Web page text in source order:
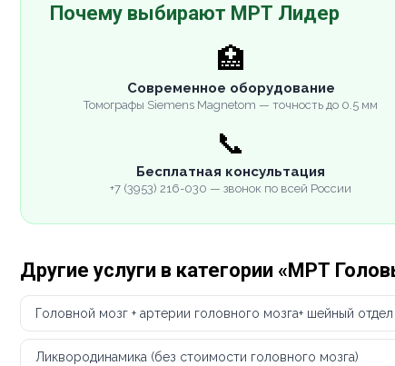
Почему выбирают МРТ Лидер
🏥
Современное оборудование
Томографы Siemens Magnetom — точность до 0.5 мм
📞
Бесплатная консультация
+7 (3953) 216-030 — звонок по всей России
Другие услуги в категории «МРТ
Головной мозг + артерии головного мозга+ шейный
Ликвородинамика (без стоимости головного мозга)